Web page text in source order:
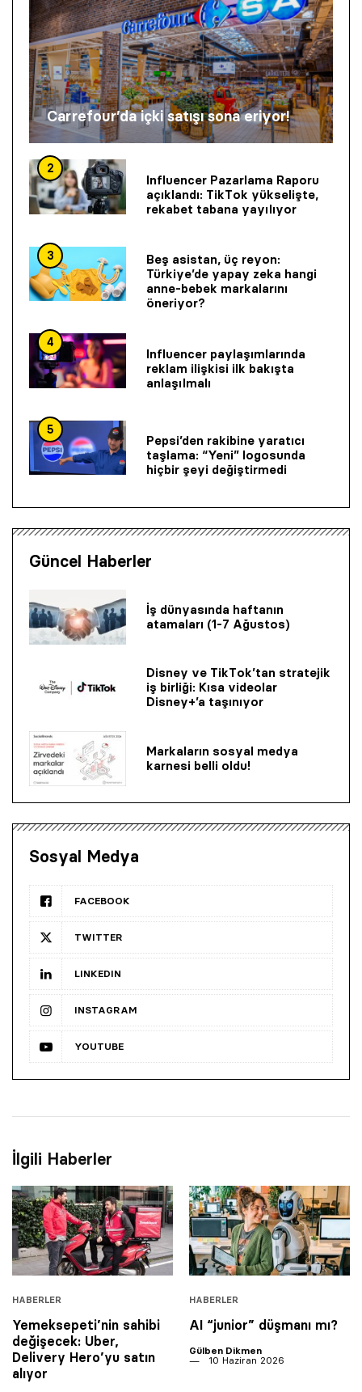
Carrefour’da içki satışı sona eriyor!
2
Influencer Pazarlama Raporu
açıklandı: TikTok yükselişte,
rekabet tabana yayılıyor
3
Beş asistan, üç reyon:
Türkiye’de yapay zeka hangi
anne-bebek markalarını
öneriyor?
4
Influencer paylaşımlarında
reklam ilişkisi ilk bakışta
anlaşılmalı
5
Pepsi’den rakibine yaratıcı
taşlama: “Yeni” logosunda
hiçbir şeyi değiştirmedi
Güncel Haberler
İş dünyasında haftanın
atamaları (1-7 Ağustos)
Disney ve TikTok’tan stratejik
iş birliği: Kısa videolar
Disney+’a taşınıyor
Markaların sosyal medya
karnesi belli oldu!
Sosyal Medya
FACEBOOK
TWITTER
LINKEDIN
INSTAGRAM
YOUTUBE
İlgili Haberler
HABERLER
Yemeksepeti’nin sahibi
değişecek: Uber,
Delivery Hero’yu satın
alıyor
HABERLER
AI “junior” düşmanı mı?
Gülben Dikmen
10 Haziran 2026